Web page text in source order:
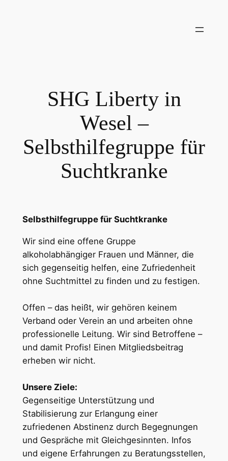
SHG Liberty in
Wesel –
Selbsthilfegruppe für
Suchtkranke
Selbsthilfegruppe für Suchtkranke
Wir sind eine offene Gruppe
alkoholabhängiger Frauen und Männer, die
sich gegenseitig helfen, eine Zufriedenheit
ohne Suchtmittel zu finden und zu festigen.
Offen – das heißt, wir gehören keinem
Verband oder Verein an und arbeiten ohne
professionelle Leitung. Wir sind Betroffene –
und damit Profis! Einen Mitgliedsbeitrag
erheben wir nicht.
Unsere Ziele:
Gegenseitige Unterstützung und
Stabilisierung zur Erlangung einer
zufriedenen Abstinenz durch Begegnungen
und Gespräche mit Gleichgesinnten. Infos
und eigene Erfahrungen zu Beratungsstellen,